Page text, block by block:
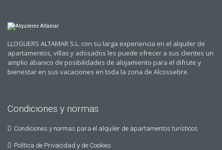
LLOGUERS ALTAMAR S.L. con su larga experiencia en el alquiler de
apartamentos, villas y adosados les puede ofrecer a sus clientes un
amplio abanico de posibilidades de alojamiento para el difrute y
bienestar en sus vacaciones en toda la zona de Alcossebre.
Condiciones y normas
Condiciones y normas para el alquiler de apartamentos turísticos
Política de Privacidad y de Cookies